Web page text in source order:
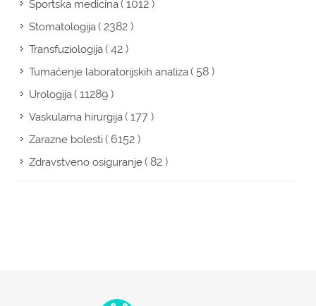
Sportska medicina( 1012 )
Stomatologija( 2382 )
Transfuziologija( 42 )
Tumačenje laboratorijskih analiza( 58 )
Urologija( 11289 )
Vaskularna hirurgija( 177 )
Zarazne bolesti( 6152 )
Zdravstveno osiguranje( 82 )